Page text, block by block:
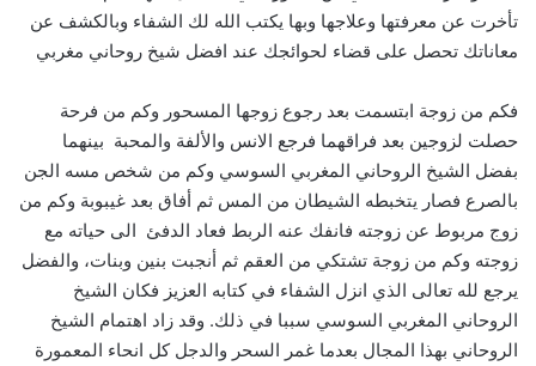
تأخرت عن معرفتها وعلاجها وبها يكتب الله لك الشفاء وبالكشف عن
معاناتك تحصل على قضاء لحوائجك عند افضل شيخ روحاني مغربي
فكم من زوجة ابتسمت بعد رجوع زوجها المسحور وكم من فرحة
حصلت لزوجين بعد فراقهما فرجع الانس والألفة والمحبة بينهما
بفضل الشيخ الروحاني المغربي السوسي وكم من شخص مسه الجن
بالصرع فصار يتخبطه الشيطان من المس ثم أفاق بعد غيبوبة وكم من
زوج مربوط عن زوجته فانفك عنه الربط فعاد الدفئ الى حياته مع
زوجته وكم من زوجة تشتكي من العقم ثم أنجبت بنين وبنات، والفضل
يرجع لله تعالى الذي انزل الشفاء في كتابه العزيز فكان الشيخ
الروحاني المغربي السوسي سببا في ذلك. وقد زاد اهتمام الشيخ
الروحاني بهذا المجال بعدما غمر السحر والدجل كل انحاء المعمورة